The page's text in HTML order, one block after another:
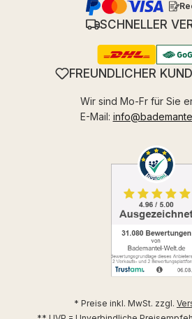
SCHNELLER
FREUNDLICHER
Wir sind Mo-Fr für Sie
E-Mail:
* Preise inkl. MwSt. zzgl.